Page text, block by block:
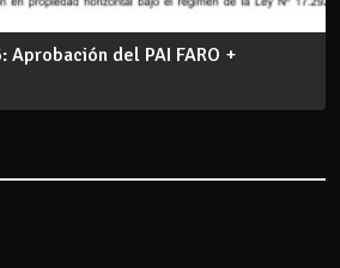
del PAI FARO +